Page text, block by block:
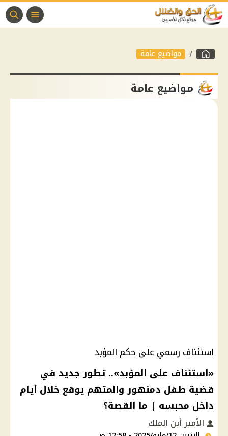
مواضيع عامة
مواضيع عامة
استئناف رسمي على حكم المؤبد
«استئناف على المؤبد».. تطور جديد في
قضية طفل دمنهور والمتهم يوقع خلال أيام
داخل محبسه | ما القصة؟
الأمير أبن الملك